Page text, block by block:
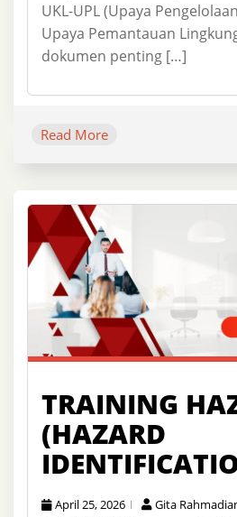
UKL-UPL (Upaya
Upaya Pemantauan
dokumen penting […]
Read More
TRAINING
(HAZARD
April 25, 2026
Gita